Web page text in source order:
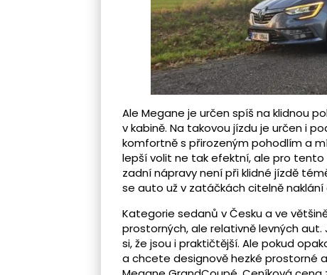
Ale Megane je určen spíš na klidnou
v kabině. Na takovou jízdu je určen i
komfortně s přirozeným pohodlím a
lepší volit ne tak efektní, ale pro tento
zadní nápravy není při klidné jízdě
se auto už v zatáčkách citelně
Kategorie sedanů v Česku a ve
prostorných, ale relativně levných
si, že jsou i praktičtější. Ale pokud
a chcete designově hezké prostorné